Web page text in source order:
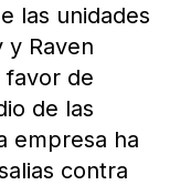
las unidades
y Raven
favor de
de las
empresa ha
contra